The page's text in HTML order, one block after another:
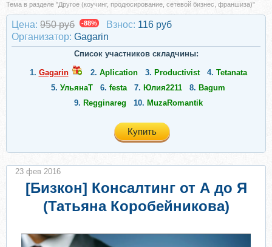
Тема в разделе "Другое (коучинг, продюсирование, сетевой бизнес, франшиза)"
Цена: 950 руб -88% Взнос: 116 руб
Организатор: Gagarin
Список участников складчины:
1. Gagarin 2. Aplication 3. Productivist 4. Tetanata
5. УльянаT 6. festa 7. Юлия2211 8. Bagum
9. Regginareg 10. MuzaRomantik
Купить
[Бизкон] Консалтинг от А до Я
(Татьяна Коробейникова)
23 фев 2016